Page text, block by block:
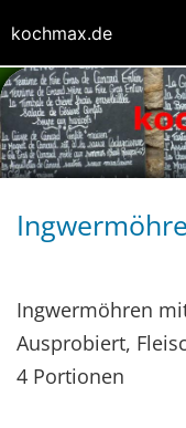
Ingwermöhren
Ausprobiert,
4 Portionen
kochmax.de